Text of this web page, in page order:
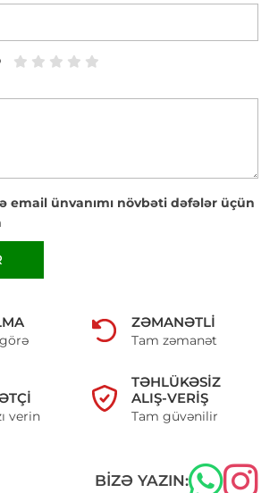
email ünvanımı növbəti dəfələr üçün
ZƏMANƏTLI
Tam zəmanət
verin
TƏHLÜKƏSIZ
ALIŞ-VERIŞ
Tam güvənilir
BIZƏ YAZIN: